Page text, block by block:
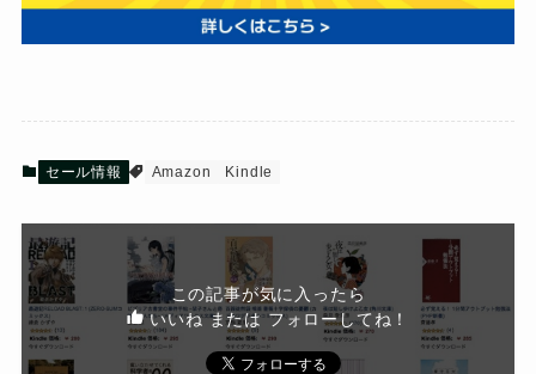
セール情報 Amazon Kindle
この記事が気に入ったら
いいね または フォローしてね！